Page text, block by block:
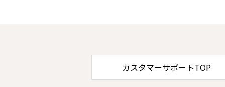
カスタマーサポートTOP